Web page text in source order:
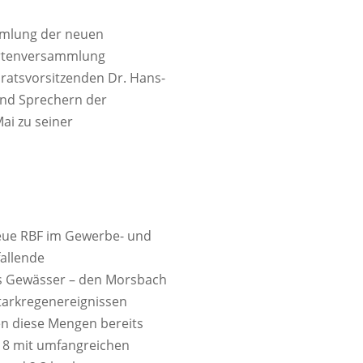
der neuen
Dr. Hans-
Sprechern der
zu seiner
RBF im Gewerbe- und
– den Morsbach
diese Mengen bereits
mit umfangreichen